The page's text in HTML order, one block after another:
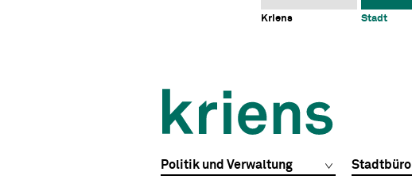
Navigieren in Kriens
Kriens Stadt
Hauptnavigation
Politik und Verwaltung Stadtbüro